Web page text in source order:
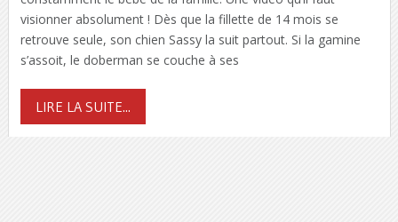
visionner absolument ! Dès que la fillette de 14 mois se
retrouve seule, son chien Sassy la suit partout. Si la gamine
s’assoit, le doberman se couche à ses
LIRE LA SUITE...